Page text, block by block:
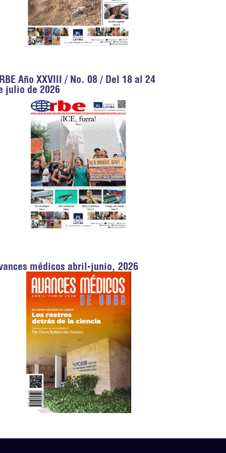
Año XXVIII / No. 08 / Del 18 al 24
julio de 2026
médicos abril-junio, 2026